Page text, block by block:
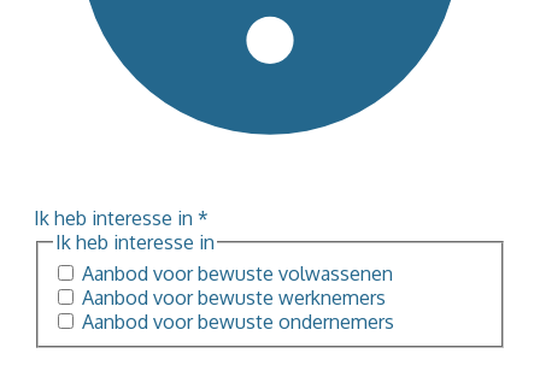
Ik heb interesse in *
Ik heb interesse in
Aanbod voor bewuste volwassenen
Aanbod voor bewuste werknemers
Aanbod voor bewuste ondernemers